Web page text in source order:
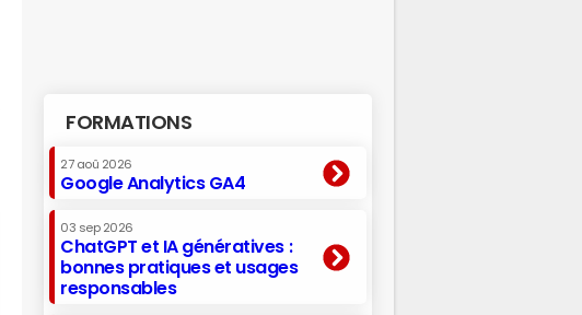
FORMATIONS
27 aoû 2026
Google Analytics GA4
03 sep 2026
ChatGPT et IA génératives :
bonnes pratiques et usages
responsables